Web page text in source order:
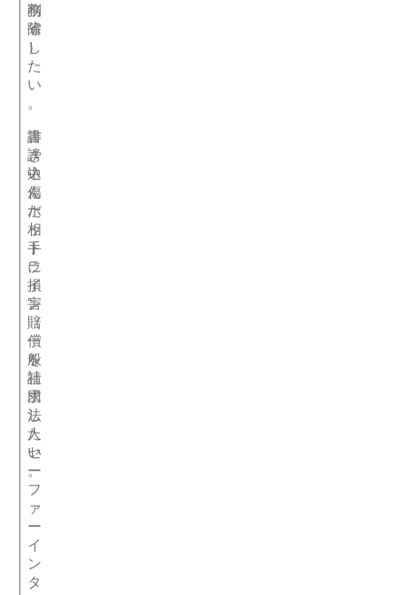
務
省
）
削
除
し
た
い
。
誹
謗
中
傷
ホ
ッ
ト
ラ
イ
ン
（
一
般
社
団
法
人
セ
ー
フ
ァ
ー
イ
ン
タ
書
き
込
ん
だ
相
手
に
損
害
賠
償
を
請
求
し
た
い
。